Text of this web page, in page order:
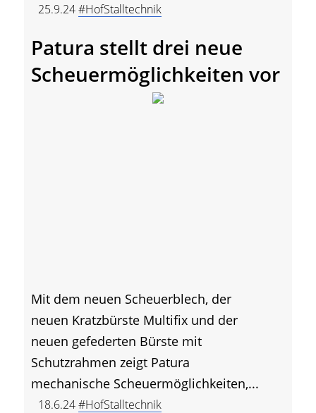
25.9.24#HofStalltechnik
Patura stellt drei neue
Scheuermöglichkeiten vor
Mit dem neuen Scheuerblech, der
neuen Kratzbürste Multifix und der
neuen gefederten Bürste mit
Schutzrahmen zeigt Patura
mechanische Scheuermöglichkeiten,...
18.6.24#HofStalltechnik